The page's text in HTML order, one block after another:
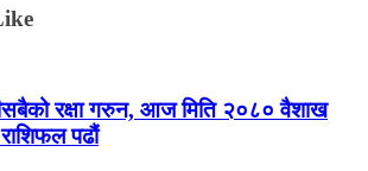
रक्षा गरुन, आज मिति २०८० वैशाख
पढौं